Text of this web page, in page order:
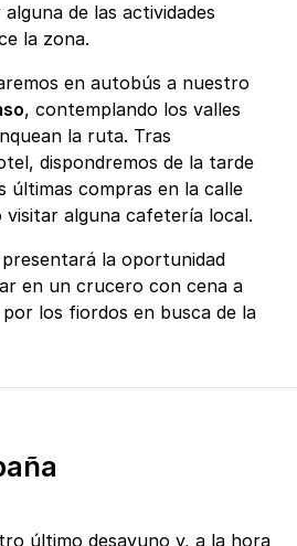
de las actividades
la zona.
en autobús a nuestro
, contemplando los valles
la ruta. Tras
dispondremos de la tarde
últimas compras en la calle
alguna cafetería local.
la oportunidad
en un crucero con cena a
los fiordos en busca de la
último desayuno y, a la hora